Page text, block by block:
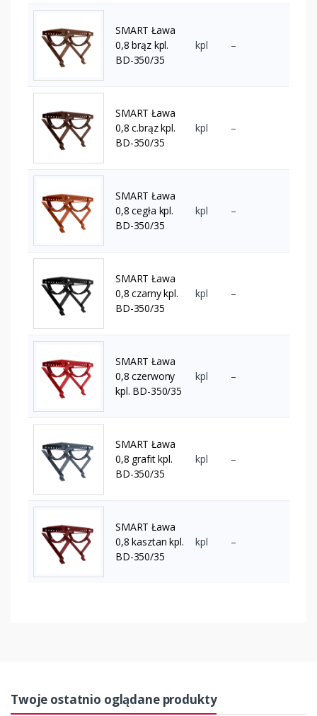
SMART Ława
0,8 brąz kpl.
BD-350/35
kpl –
SMART Ława
0,8 c.brąz kpl.
BD-350/35
kpl –
SMART Ława
0,8 cegła kpl.
BD-350/35
kpl –
SMART Ława
0,8 czarny kpl.
BD-350/35
kpl –
SMART Ława
0,8 czerwony
kpl. BD-350/35
kpl –
SMART Ława
0,8 grafit kpl.
BD-350/35
kpl –
SMART Ława
0,8 kasztan kpl.
BD-350/35
kpl –
Twoje ostatnio oglądane produkty